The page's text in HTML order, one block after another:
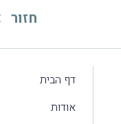
חזור
דף הבית
אודות